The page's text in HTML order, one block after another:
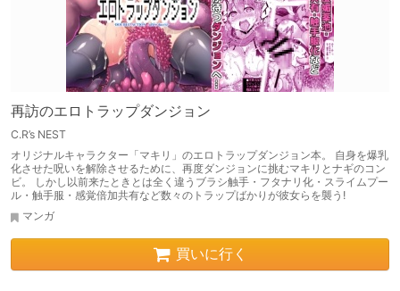
再訪のエロトラップダンジョン
C.R’s NEST
オリジナルキャラクター「マキリ」のエロトラップダンジョン本。 自身を爆乳
化させた呪いを解除させるために、再度ダンジョンに挑むマキリとナギのコン
ビ。 しかし以前来たときとは全く違うブラシ触手・フタナリ化・スライムプー
ル・触手服・感覚倍加共有など数々のトラップばかりが彼女らを襲う!
マンガ
買いに行く